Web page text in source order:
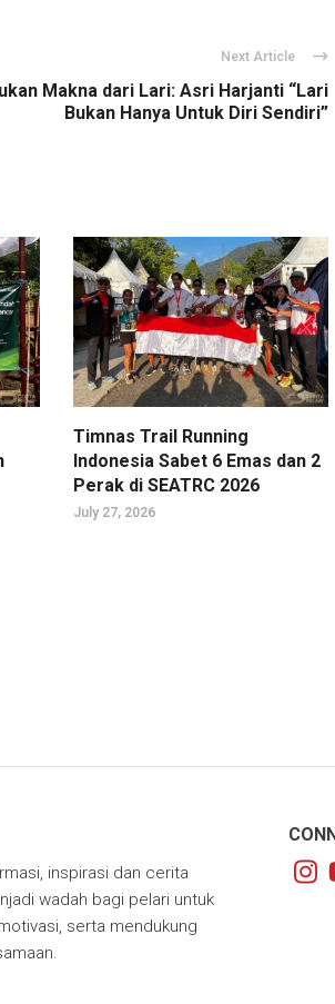
Next Article
Makna dari Lari: Asri Harjanti “Lari
Bukan Hanya Untuk Diri Sendiri”
Timnas Trail Running
Indonesia Sabet 6 Emas dan 2
Perak di SEATRC 2026
July 27, 2026
inspirasi dan cerita
wadah bagi pelari untuk
serta mendukung